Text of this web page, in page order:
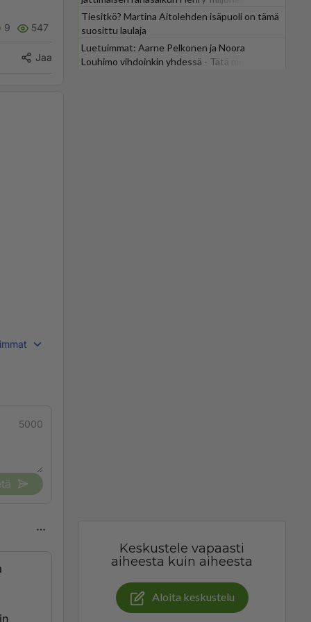
9 547
Jaa
5000
Tiesitkö? Martina Aitolehden isäpuoli on tämä
suosittu laulaja
Luetuimmat: Aarne Pelkonen ja Noora
Louhimo vihdoinkin yhdessä - Tätä moni jo
Keskustele vapaasti
aiheesta kuin aiheesta
Aloita keskustelu